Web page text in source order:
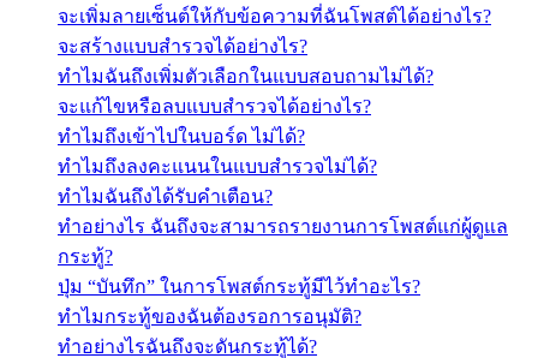
จะเพิ่มลายเซ็นต์ให้กับข้อความที่ฉันโพสต์ได้อย่างไร?
จะสร้างแบบสำรวจได้อย่างไร?
ทำไมฉันถึงเพิ่มตัวเลือกในแบบสอบถามไม่ได้?
จะแก้ไขหรือลบแบบสำรวจได้อย่างไร?
ทำไมถึงเข้าไปในบอร์ด ไม่ได้?
ทำไมถึงลงคะแนนในแบบสำรวจไม่ได้?
ทำไมฉันถึงได้รับคำเตือน?
ทำอย่างไร ฉันถึงจะสามารถรายงานการโพสต์แก่ผู้ดูแล
กระทู้?
ปุ่ม “บันทึก” ในการโพสต์กระทู้มีไว้ทำอะไร?
ทำไมกระทู้ของฉันต้องรอการอนุมัติ?
ทำอย่างไรฉันถึงจะดันกระทู้ได้?